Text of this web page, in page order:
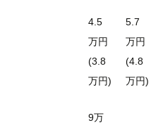
4.5
万円
(3.8
万円)
5.7
万円
(4.8
万円)
9万